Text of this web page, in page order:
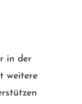
in der
weitere